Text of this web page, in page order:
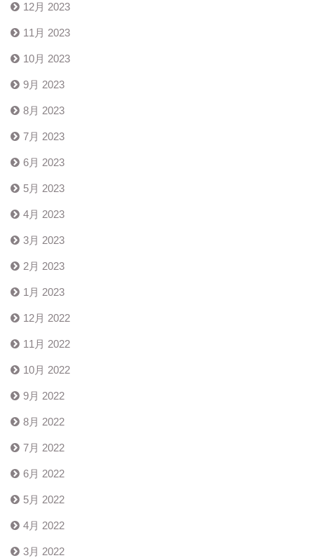
12月 2023
11月 2023
10月 2023
9月 2023
8月 2023
7月 2023
6月 2023
5月 2023
4月 2023
3月 2023
2月 2023
1月 2023
12月 2022
11月 2022
10月 2022
9月 2022
8月 2022
7月 2022
6月 2022
5月 2022
4月 2022
3月 2022